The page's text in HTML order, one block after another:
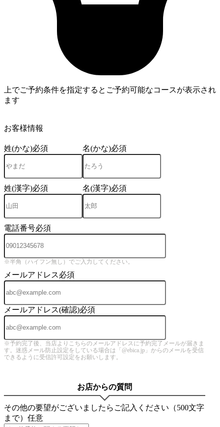
上でご予約条件を指定するとご予約可能なコースが表示され
ます
お客様情報
姓(かな)必須 名(かな)必須
姓(漢字)必須 名(漢字)必須
電話番号必須
※半角（ハイフン無し）でご入力してください。
メールアドレス必須
メールアドレス(確認)必須
※予約完了後、当店よりこちらのメールアドレスに予約完了メールが届きま
す。迷惑メール防止設定をしている場合は「@ebica.jp」からのメールを受信
できるように受信許可設定をお願いします。
お店からの質問
その他の要望がございましたらご記入ください（500文字
まで） 任意